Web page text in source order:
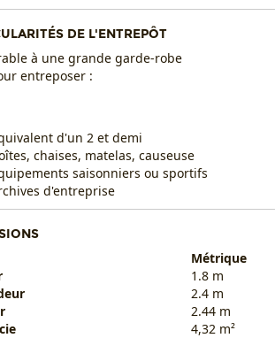
DE L'ENTREPÔT
à une grande garde-robe
entreposer :
d'un 2 et demi
chaises, matelas, causeuse
saisonniers ou sportifs
d'entreprise
Métrique
1.8 m
2.4 m
2.44 m
4,32 m²